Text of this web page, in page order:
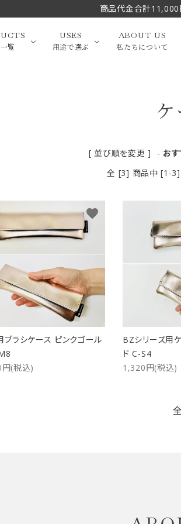
商品代金合計11,000
覧
大
小
高級化粧筆
洗浄剤 オ
USES
用途で選ぶ
写経・御朱印
贈り物（限定セット）
リップブラシ
洗顔ブラシ
ABOUT US
私たちについて
ケ
[ 並び順を変更 ] - お
全 [3] 商品中 [1-3]
ブラシケース ピンクゴール
(税込)
favorite
BZシリーズ用
ド C-S4
1,320円(税込)